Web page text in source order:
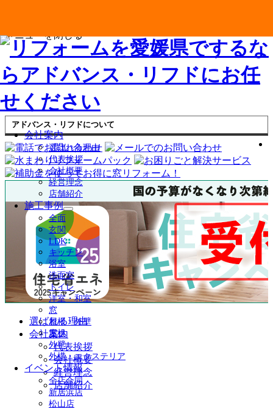
会社案内
選ばれる理由
代表挨拶
会社概要
経営理念
店舗紹介
施工事例
サ
ブ
メ
ニ
ュ
を
展
開
全面
玄関
LDK
キッチン
浴室
洗面室
トイレ
洋室・和室
窓
屋根・外壁
屋根
外壁
外構・エクステリア
イベント情報
全店合同
新居浜店
松山店
メニューを閉じる
アドバンス・リフドについて
選ばれる理由
会社案内
代表挨拶
会社概要
経営理念
店舗紹介